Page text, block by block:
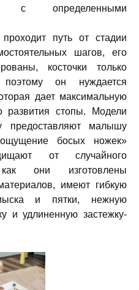
с определенными
путь от стадии
шагов, его
косточки только
поэтому он нуждается
дает максимальную
развития стопы. Модели
предоставляют малышу
босых ножек»
от случайного
они изготовлены
имеют гибкую
и пятки, нежную
и удлиненную застежку-